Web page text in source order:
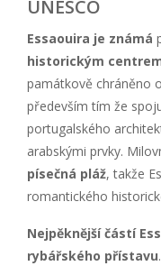
UNESCO
Essaouira je známá
historickým
památkově chráněno
především tím že
portugalského
arabskými prvky.
písečná pláž, takže
romantického
Nejpěknější částí
rybářského přístavu